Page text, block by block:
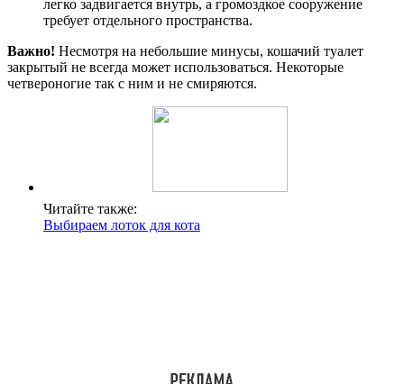
легко задвигается внутрь, а громоздкое сооружение
требует отдельного пространства.
Важно! Несмотря на небольшие минусы, кошачий туалет
закрытый не всегда может использоваться. Некоторые
четвероногие так с ним и не смиряются.
Читайте также:
Выбираем лоток для кота